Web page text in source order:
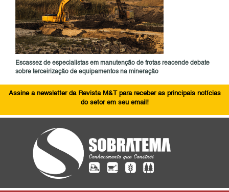
Escassez de especialistas em manutenção de frotas reacende debate
sobre terceirização de equipamentos na mineração
Assine a newsletter da Revista M&T para receber as principais notícias
do setor em seu email!